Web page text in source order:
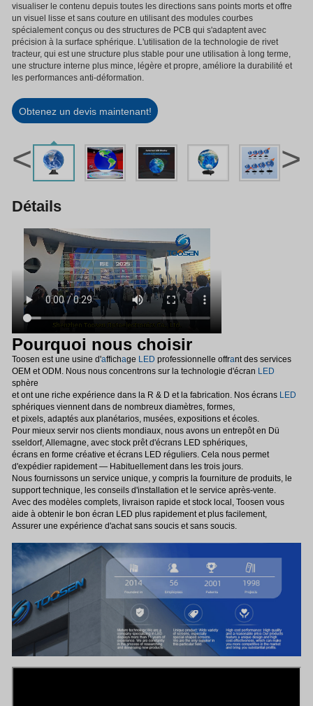
visualiser le contenu depuis toutes les directions sans points morts et offre
un visuel lisse et sans couture en utilisant des modules courbes
spécialement conçus ou des structures de PCB qui s'adaptent avec
précision à la surface sphérique. L'utilisation de la technologie de rivet
tracteur, qui est une structure plus stable pour une utilisation à long terme,
une structure interne plus mince, légère et propre, améliore la durabilité et
les performances anti-déformation.
Obtenez un devis maintenant!
< >
Détails
Pourquoi nous choisir
Toosen est une usine d'affichage LED professionnelle offrant des services
OEM et ODM. Nous nous concentrons sur la technologie d'écran LED
sphère
et ont une riche expérience dans la R & D et la fabrication. Nos écrans LED
sphériques viennent dans de nombreux diamètres, formes,
et pixels, adaptés aux planétarios, musées, expositions et écoles.
Pour mieux servir nos clients mondiaux, nous avons un entrepôt en Dü
sseldorf, Allemagne, avec stock prêt d'écrans LED sphériques,
écrans en forme créative et écrans LED réguliers. Cela nous permet
d'expédier rapidement — Habituellement dans les trois jours.
Nous fournissons un service unique, y compris la fourniture de produits, le
support technique, les conseils d'installation et le service après-vente.
Avec des modèles complets, livraison rapide et stock local, Toosen vous
aide à obtenir le bon écran LED plus rapidement et plus facilement,
Assurer une expérience d'achat sans soucis et sans soucis.